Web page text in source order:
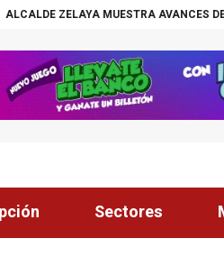
AVANCES DE REPRESA A
Sectores